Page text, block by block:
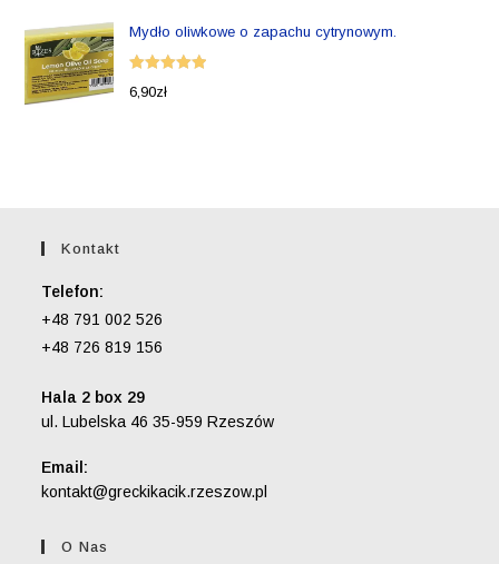
Mydło oliwkowe o zapachu cytrynowym.
Oceniono
6,90zł
Kontakt
Telefon:
+48 791 002 526
+48 726 819 156
Hala 2 box 29
ul. Lubelska 46 35-959 Rzeszów
Email:
kontakt@greckikacik.rzeszow.pl
O Nas